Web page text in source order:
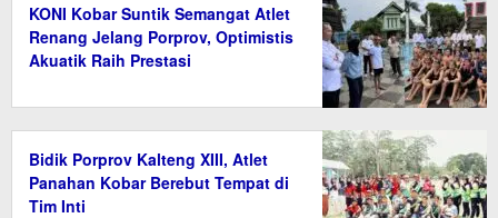
KONI Kobar Suntik Semangat Atlet
Renang Jelang Porprov, Optimistis
Akuatik Raih Prestasi
Bidik Porprov Kalteng XIII, Atlet
Panahan Kobar Berebut Tempat di
Tim Inti